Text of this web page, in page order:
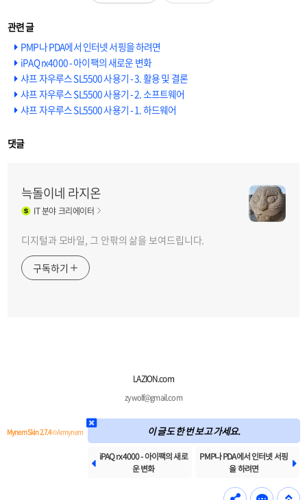
PMP나 PDA에서 인터넷 서핑을 하려면
iPAQ rx4000 - 아이팩의 새로운 변화
샤프 자우루스 SL5500 사용기 - 3. 활용 및 결론
샤프 자우루스 SL5500 사용기 - 2. 소프트웨어
샤프 자우루스 SL5500 사용기 - 1. 하드웨어
댓글
늑돌이네 라지온
IT분야 크리에이터
디지털과 모바일, 그 안팎의 삶을 보여드립니다.
구독하기
LAZION.com
zywolf@gmail.com
Mynem Skin 2.7.4© Armynem 이 글도 한 번 보고 가세요.
 iPAQ rx4000 - 아이팩의 새로
운 변화
PMP나 PDA에서 인터넷 서핑
을 하려면
